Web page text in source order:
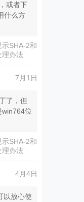
或者下
什么方
SHA-2和
理办法
7月1日
了，但
win764位
SHA-2和
理办法
4月4日
以放心使